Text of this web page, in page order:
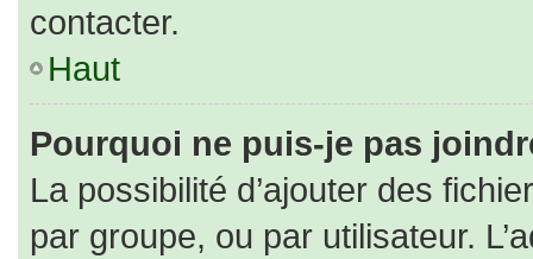
contacter.
Haut
Pourquoi ne puis-je pas
La possibilité d’ajouter des
par groupe, ou par utilisateur.